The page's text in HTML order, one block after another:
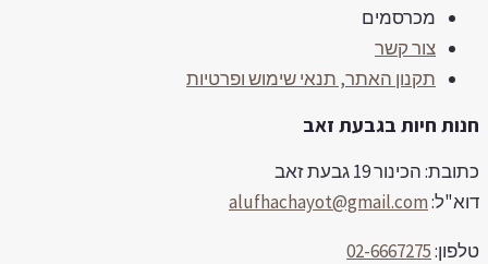
מכרסמים
צור קשר
תקנון האתר, תנאי שימוש ופרטיות
חיות בגבעת זאב
הכינור 19 גבעת זאב
alufhachayot@gmail.com
02-6667275